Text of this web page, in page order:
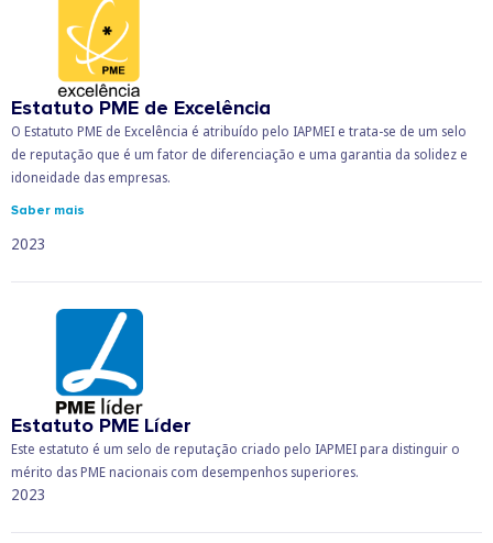
Estatuto PME de Excelência
O Estatuto PME de Excelência é atribuído pelo IAPMEI e trata-se de um selo
de reputação que é um fator de diferenciação e uma garantia da solidez e
idoneidade das empresas.
Saber mais
2023
Estatuto PME Líder
Este estatuto é um selo de reputação criado pelo IAPMEI para distinguir o
mérito das PME nacionais com desempenhos superiores.
2023